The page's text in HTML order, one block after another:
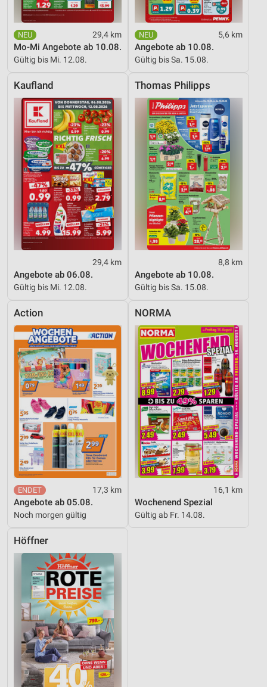
29,4 km
Mo-Mi Angebote ab 10.08.
Gültig bis Mi. 12.08.
5,6 km
Angebote ab 10.08.
Gültig bis Sa. 15.08.
Kaufland
29,4 km
Angebote ab 06.08.
Gültig bis Mi. 12.08.
Thomas Philipps
8,8 km
Angebote ab 10.08.
Gültig bis Sa. 15.08.
Action
17,3 km
Angebote ab 05.08.
Noch morgen gültig
NORMA
16,1 km
Wochenend Spezial
Gültig ab Fr. 14.08.
Höffner